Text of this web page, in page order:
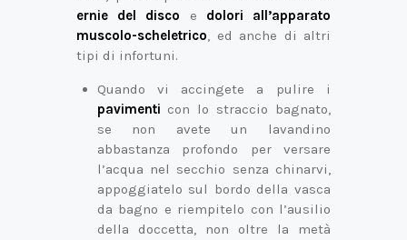
ernie del disco e dolori all’apparato
muscolo-scheletrico, ed anche di altri
tipi di infortuni.
Quando vi accingete a pulire i
pavimenti con lo straccio bagnato,
se non avete un lavandino
abbastanza profondo per versare
l’acqua nel secchio senza chinarvi,
appoggiatelo sul bordo della vasca
da bagno e riempitelo con l’ausilio
della doccetta, non oltre la metà